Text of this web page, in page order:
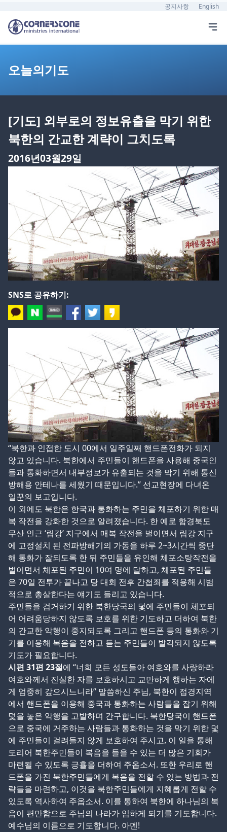
공지사항 English
오늘의기도
[기도] 외부로의 정보유출을 막기 위한
북한의 간교한 계략이 그치도록
2016년03월29일
SNS로 공유하기:
“북한과 인접한 도시 00에서 일주일째 핸드폰전화가 되지
않고 있습니다. 북한에서 주민들이 핸드폰을 사용해 중국인
들과 통화하면서 내부정보가 유출되는 것을 막기 위해 통신
방해용 안테나를 세웠기 때문입니다.” 선교현장에 다녀온
일꾼의 보고입니다.
이 외에도 북한은 한국과 통화하는 주민을 체포하기 위한 매
복 작전을 강화한 것으로 알려졌습니다. 한 예로 함경북도
무산 인근 ‘림강’ 지구에서 매복 작전을 벌이면서 림강 지구
에 고정설치 된 전파방해기의 가동을 하루 2~3시간씩 중단
해 통화가 잘되도록 한 뒤 주민들을 유인해 체포소탕작전을
벌이면서 체포된 주민이 10여 명에 달하고, 체포된 주민들
은 70일 전투가 끝나고 당 대회 전후 간첩죄를 적용해 시범
적으로 총살한다는 얘기도 들리고 있습니다.
주민들을 검거하기 위한 북한당국의 덫에 주민들이 체포되
어 어려움당하지 않도록 보호를 위한 기도하고 더하여 북한
의 간교한 악행이 중지되도록 그리고 핸드폰 등의 통화와 기
기를 이용해 복음을 전하고 듣는 주민들이 발각되지 않도록
기도가 필요합니다.
시편 31편 23절에 “너희 모든 성도들아 여호와를 사랑하라
여호와께서 진실한 자를 보호하시고 교만하게 행하는 자에
게 엄중히 갚으시느니라” 말씀하신 주님, 북한이 접경지역
에서 핸드폰을 이용해 중국과 통화하는 사람들을 잡기 위해
덫을 놓은 악행을 고발하며 간구합니다. 북한당국이 핸드폰
으로 중국에 거주하는 사람들과 통화하는 것을 막기 위한 덫
에 주민들이 걸려들지 않게 보호하여 주시고, 이 일을 통해
도리어 북한주민들이 복음을 들을 수 있는 더 많은 기회가
마련될 수 있도록 긍휼을 더하여 주옵소서. 또한 우리로 핸
드폰을 가진 북한주민들에게 복음을 전할 수 있는 방법과 전
략들을 마련하고, 이것을 북한주민들에게 지혜롭게 전할 수
있도록 역사하여 주옵소서. 이를 통하여 북한에 하나님의 복
음이 편만함으로 주님의 나라가 임하게 되기를 기도합니다.
예수님의 이름으로 기도합니다. 아멘!